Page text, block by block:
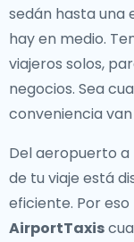
sedán hasta una
hay en medio.
viajeros solos,
negocios. Sea
conveniencia
Del aeropuerto a
de tu viaje está
eficiente. Por
AirportTaxis